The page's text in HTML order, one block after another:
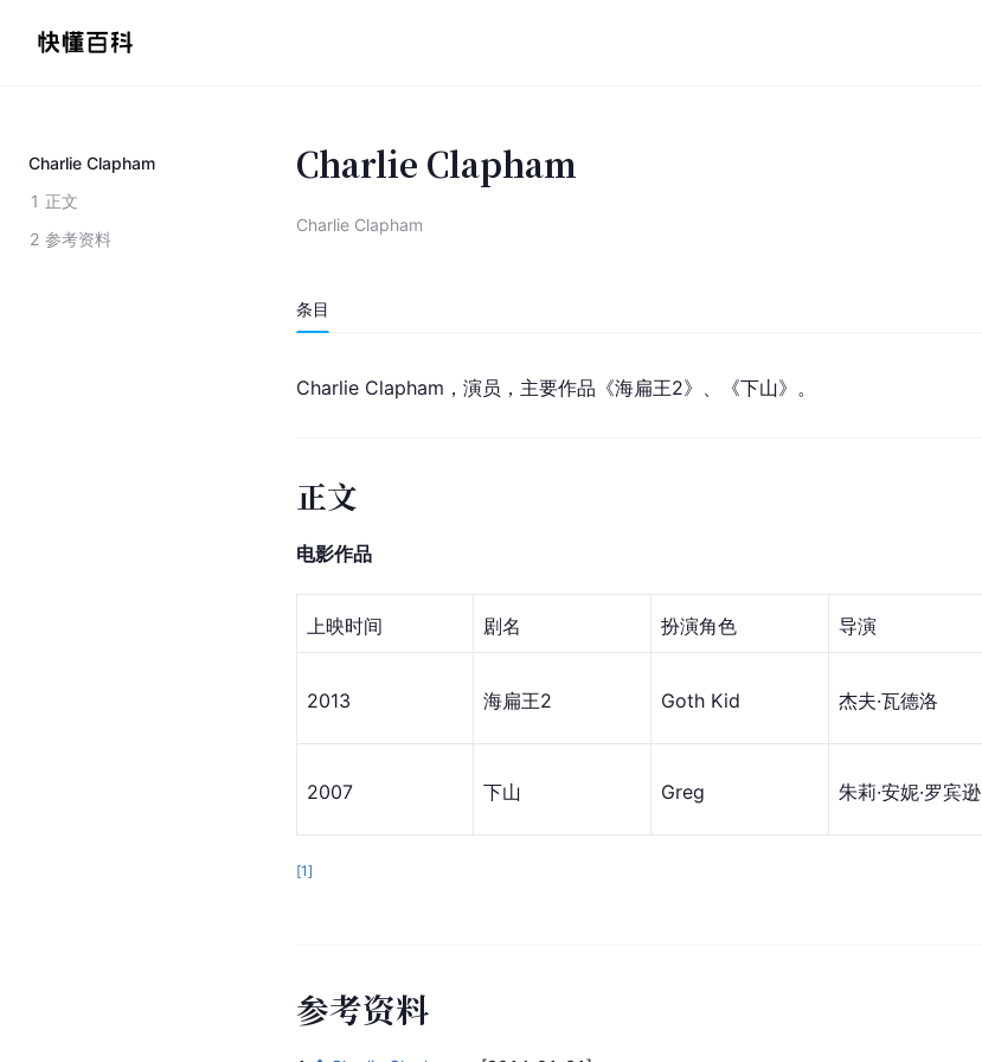
Charlie Clapham
1 正文
2 参考资料
Charlie Clapham
Charlie Clapham
条目
Charlie Clapham，演员，主要作品《海扁王2》、《下山》。
正文
电影作品
上映时间 剧名 扮演角色 导演
2013 海扁王2 Goth Kid 杰夫·瓦德洛
2007 下山 Greg 朱莉·安妮·罗宾逊
[1]
参考资料